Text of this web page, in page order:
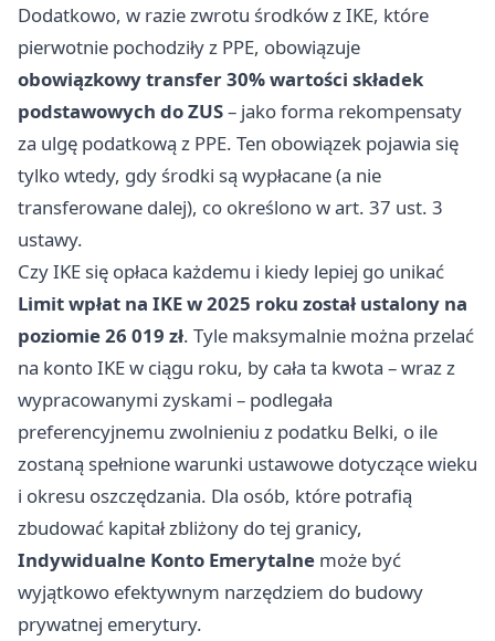
Dodatkowo, w razie zwrotu środków z IKE, które
pierwotnie pochodziły z PPE, obowiązuje
obowiązkowy transfer 30% wartości składek
podstawowych do ZUS– jako forma rekompensaty
za ulgę podatkową z PPE. Ten obowiązek pojawia się
tylko wtedy, gdy środki są wypłacane (a nie
transferowane dalej), co określono w art. 37 ust. 3
ustawy.
Czy IKE się opłaca każdemu i kiedy lepiej go unikać
Limit wpłat na IKE w 2025 roku został ustalony na
poziomie 26 019 zł. Tyle maksymalnie można przelać
na konto IKE w ciągu roku, by cała ta kwota – wraz z
wypracowanymi zyskami – podlegała
preferencyjnemu zwolnieniu z podatku Belki, o ile
zostaną spełnione warunki ustawowe dotyczące wieku
i okresu oszczędzania. Dla osób, które potrafią
zbudować kapitał zbliżony do tej granicy,
Indywidualne Konto Emerytalne może być
wyjątkowo efektywnym narzędziem do budowy
prywatnej emerytury.